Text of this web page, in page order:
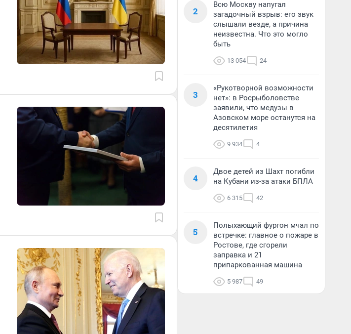
2
Всю Москву напугал
загадочный взрыв: его звук
слышали везде, а причина
неизвестна. Что это могло
быть
13 054 24
3
«Рукотворной возможности
нет»: в Росрыболовстве
заявили, что медузы в
Азовском море останутся на
десятилетия
9 934 4
4
Двое детей из Шахт погибли
на Кубани из-за атаки БПЛА
6 315 42
5
Полыхающий фургон мчал по
встречке: главное о пожаре в
Ростове, где сгорели
заправка и 21
припаркованная машина
5 987 49